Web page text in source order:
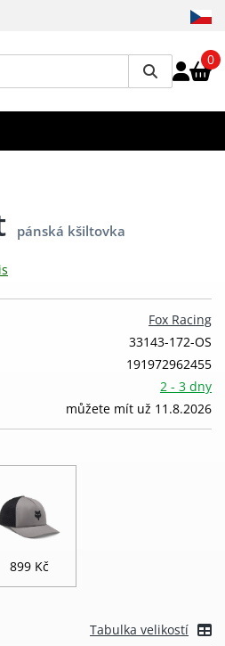
0
pánská kšiltovka
Fox Racing
33143-172-OS
191972962455
2 - 3 dny
můžete mít už 11.8.2026
899 Kč
Tabulka velikostí